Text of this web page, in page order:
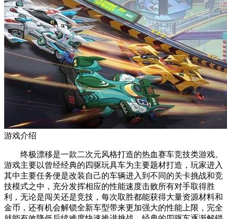
游戏介绍
终极漂移是一款二次元风格打造的热血赛车竞技类游戏。
游戏主要以曾经经典的四驱玩具车为主要题材打造，玩家进入
其中主要任务便是改装自己的车辆进入到不同的关卡挑战和竞
技模式之中，充分发挥相应的性能速度击败所有对手取得胜
利，无论是闯关还是竞技，每次取胜都能获得大量资源材料和
金币，还有机会解锁全新车型带来更加强大的性能上限，完全